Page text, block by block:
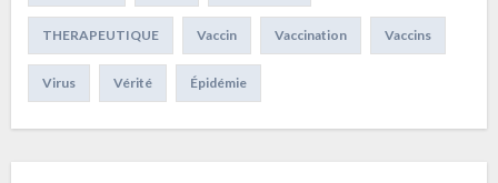
THERAPEUTIQUE Vaccin Vaccination Vaccins
Virus Vérité Épidémie